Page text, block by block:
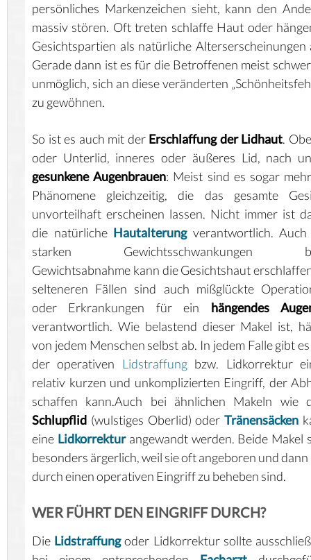
persönliches Markenzeichen sieht, kann den
massiv stören. Oft treten schlaffe Haut oder
Gesichtspartien als natürliche Alterserscheinungen
Gerade dann ist es für die Betroffenen meist
unmöglich, sich an diese veränderten
zu gewöhnen.
So ist es auch mit der Erschlaffung der Lidhaut.
oder Unterlid, inneres oder äußeres Lid, nach
gesunkene Augenbrauen: Meist sind es sogar
Phänomene gleichzeitig, die das gesamte
unvorteilhaft erscheinen lassen. Nicht immer ist
die natürliche Hautalterungverantwortlich. Auch
starken Gewichtsschwankungen
Gewichtsabnahme kann die Gesichtshaut
selteneren Fällen sind auch mißglückte
oder Erkrankungen für ein hängendes
verantwortlich. Wie belastend dieser Makel ist,
von jedem Menschen selbst ab. In jedem Falle gibt
der operativen Lidstraffungbzw. Lidkorrektur
relativ kurzen und unkomplizierten Eingriff, der
schaffen kann.Auch bei ähnlichen Makeln wie
Schlupflid (wulstiges Oberlid) oderTränensäcken
eine Lidkorrekturangewandt werden. Beide Makel
besonders ärgerlich, weil sie oft angeboren und
durch einen operativen Eingriff zu beheben sind.
WER FÜHRT DEN EINGRIFF DURCH?
Die Lidstraffungoder Lidkorrektur sollte